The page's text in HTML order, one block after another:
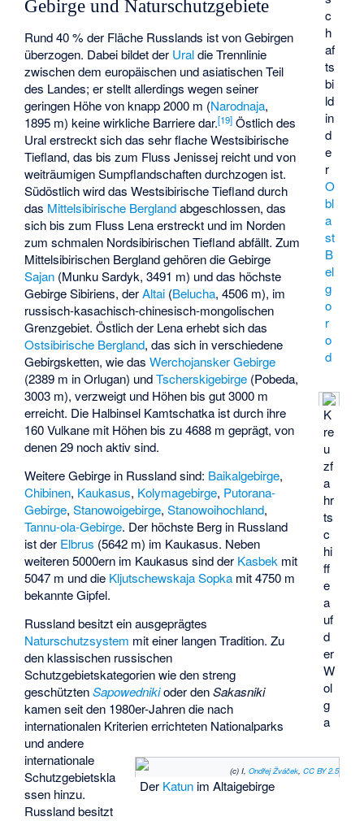
c
h
af
ts
bi
ld
in
d
e
r
O
bl
a
st
B
el
g
o
r
o
d
K
re
u
zf
a
hr
ts
c
hi
ff
e
a
uf
d
er
W
ol
g
a
(c) I, Ondřej Žváček, CC BY 2.5
Der Katunim Altaigebirge
Gebirge und Naturschutzgebiete
Rund 40 % der Fläche Russlands ist von Gebirgen
überzogen. Dabei bildet der Uraldie Trennlinie
zwischen dem europäischen und asiatischen Teil
des Landes; er stellt allerdings wegen seiner
geringen Höhe von knapp 2000 m (Narodnaja,
1895 m) keine wirkliche Barriere dar.[19] Östlich des
Ural erstreckt sich das sehr flache Westsibirische
Tiefland, das bis zum Fluss Jenissej reicht und von
weiträumigen Sumpflandschaften durchzogen ist.
Südöstlich wird das Westsibirische Tiefland durch
das Mittelsibirische Berglandabgeschlossen, das
sich bis zum Fluss Lena erstreckt und im Norden
zum schmalen Nordsibirischen Tiefland abfällt. Zum
Mittelsibirischen Bergland gehören die Gebirge
Sajan (Munku Sardyk, 3491 m) und das höchste
Gebirge Sibiriens, derAltai (Belucha, 4506 m), im
russisch-kasachisch-chinesisch-mongolischen
Grenzgebiet. Östlich der Lena erhebt sich das
Ostsibirische Bergland, das sich in verschiedene
Gebirgsketten, wie dasWerchojansker Gebirge
(2389 m inOrlugan) undTscherskigebirge (Pobeda,
3003 m), verzweigt und Höhen bis gut 3000 m
erreicht. Die Halbinsel Kamtschatka ist durch ihre
160 Vulkane mit Höhen bis zu 4688 m geprägt, von
denen 29 noch aktiv sind.
Weitere Gebirge in Russland sind: Baikalgebirge,
Chibinen, Kaukasus, Kolymagebirge, Putorana-
Gebirge,Stanowoigebirge,Stanowoihochland,
Tannu-ola-Gebirge. Der höchste Berg in Russland
ist der Elbrus (5642 m) im Kaukasus. Neben
weiteren 5000ern im Kaukasus sind der Kasbek mit
5047 m und die Kljutschewskaja Sopka mit 4750 m
bekannte Gipfel.
Russland besitzt ein ausgeprägtes
Naturschutzsystem mit einer langen Tradition. Zu
den klassischen russischen
Schutzgebietskategorien wie den streng
geschütztenSapowednikioder denSakasniki
kamen seit den 1980er-Jahren die nach
internationalen Kriterien errichteten Nationalparks
und andere
internationale
Schutzgebietskla
ssen hinzu.
Russland besitzt